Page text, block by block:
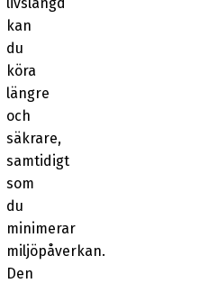
kan
du
köra
längre
och
säkrare,
samtidigt
som
du
minimerar
miljöpåverkan.
Den